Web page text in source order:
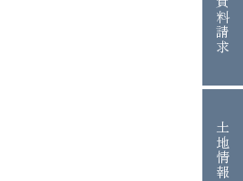
資料請求
土地情報